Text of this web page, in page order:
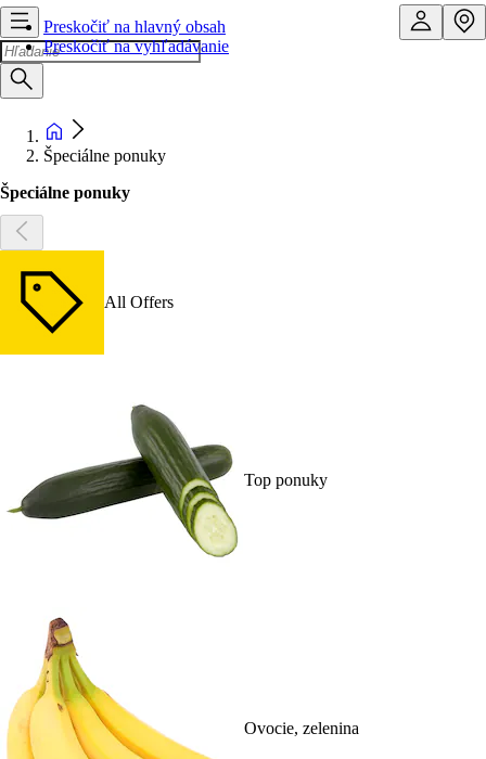
Preskočiť na hlavný obsah
Preskočiť na vyhľadávanie
Špeciálne ponuky
Špeciálne ponuky
All Offers
Top ponuky
Ovocie, zelenina